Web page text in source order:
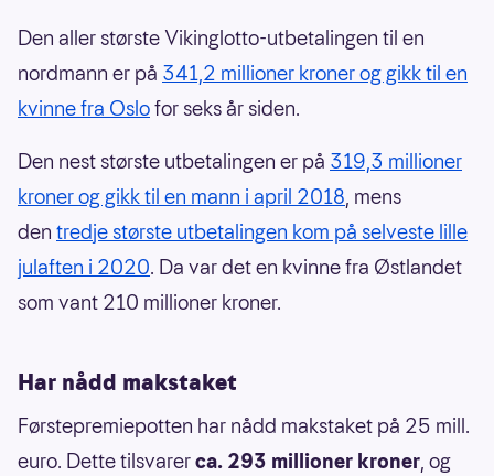
Den aller største Vikinglotto-utbetalingen til en
nordmann er på 341,2 millioner kroner og gikk til en
kvinne fra Oslofor seks år siden.
Den nest største utbetalingen er på 319,3 millioner
kroner og gikk til en mann i april 2018, mens
den tredje største utbetalingen kom på selveste lille
julaften i 2020. Da var det en kvinne fra Østlandet
som vant 210 millioner kroner.
Har nådd makstaket
Førstepremiepotten har nådd makstaket på 25 mill.
euro. Dette tilsvarerca. 293 millioner kroner, og